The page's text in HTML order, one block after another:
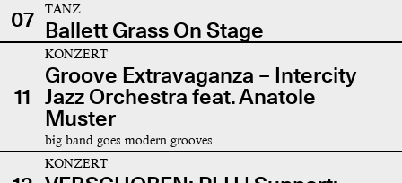
07
TANZ
Ballett Grass On Stage
11
KONZERT
Groove Extravaganza – Intercity
Jazz Orchestra feat. Anatole
Muster
big band goes modern grooves
KONZERT